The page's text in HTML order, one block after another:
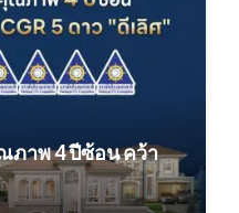
ภาพ 4 ปีซ้อน คว้า